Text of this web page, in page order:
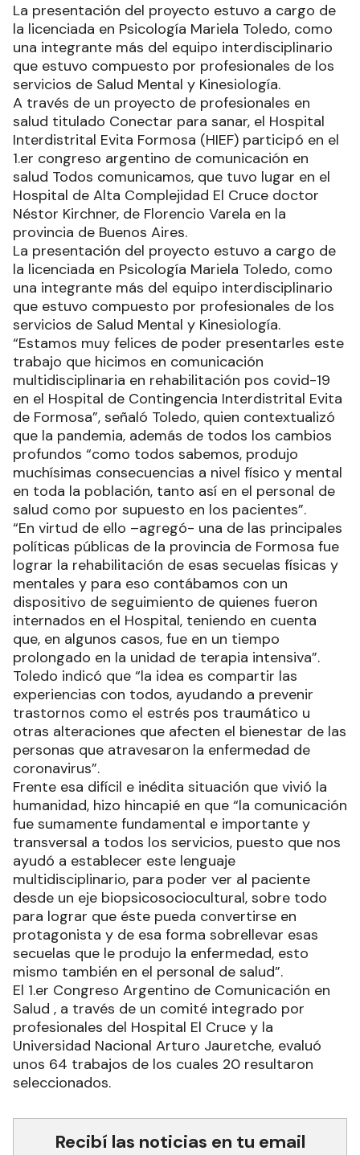
La presentación del proyecto estuvo a cargo de
la licenciada en Psicología Mariela Toledo, como
una integrante más del equipo interdisciplinario
que estuvo compuesto por profesionales de los
servicios de Salud Mental y Kinesiología.
A través de un proyecto de profesionales en
salud titulado Conectar para sanar, el Hospital
Interdistrital Evita Formosa (HIEF) participó en el
1.er congreso argentino de comunicación en
salud Todos comunicamos, que tuvo lugar en el
Hospital de Alta Complejidad El Cruce doctor
Néstor Kirchner, de Florencio Varela en la
provincia de Buenos Aires.
La presentación del proyecto estuvo a cargo de
la licenciada en Psicología Mariela Toledo, como
una integrante más del equipo interdisciplinario
que estuvo compuesto por profesionales de los
servicios de Salud Mental y Kinesiología.
“Estamos muy felices de poder presentarles este
trabajo que hicimos en comunicación
multidisciplinaria en rehabilitación pos covid-19
en el Hospital de Contingencia Interdistrital Evita
de Formosa”, señaló Toledo, quien contextualizó
que la pandemia, además de todos los cambios
profundos “como todos sabemos, produjo
muchísimas consecuencias a nivel físico y mental
en toda la población, tanto así en el personal de
salud como por supuesto en los pacientes”.
“En virtud de ello –agregó- una de las principales
políticas públicas de la provincia de Formosa fue
lograr la rehabilitación de esas secuelas físicas y
mentales y para eso contábamos con un
dispositivo de seguimiento de quienes fueron
internados en el Hospital, teniendo en cuenta
que, en algunos casos, fue en un tiempo
prolongado en la unidad de terapia intensiva”.
Toledo indicó que “la idea es compartir las
experiencias con todos, ayudando a prevenir
trastornos como el estrés pos traumático u
otras alteraciones que afecten el bienestar de las
personas que atravesaron la enfermedad de
coronavirus”.
Frente esa difícil e inédita situación que vivió la
humanidad, hizo hincapié en que “la comunicación
fue sumamente fundamental e importante y
transversal a todos los servicios, puesto que nos
ayudó a establecer este lenguaje
multidisciplinario, para poder ver al paciente
desde un eje biopsicosociocultural, sobre todo
para lograr que éste pueda convertirse en
protagonista y de esa forma sobrellevar esas
secuelas que le produjo la enfermedad, esto
mismo también en el personal de salud”.
El 1.er Congreso Argentino de Comunicación en
Salud , a través de un comité integrado por
profesionales del Hospital El Cruce y la
Universidad Nacional Arturo Jauretche, evaluó
unos 64 trabajos de los cuales 20 resultaron
seleccionados.
Recibí las noticias en tu email